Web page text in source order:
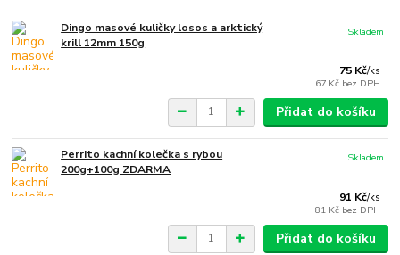
Dingo masové kuličky losos a arktický
krill 12mm 150g
75 Kč/ks
67 Kč bez DPH
Skladem
Přidat do košíku
Perrito kachní kolečka s rybou
200g+100g ZDARMA
91 Kč/ks
81 Kč bez DPH
Skladem
Přidat do košíku